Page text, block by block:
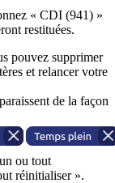
« CDI (941) »
restituées.
pouvez supprimer
et relancer votre
de la façon
ou tout
réinitialiser ».